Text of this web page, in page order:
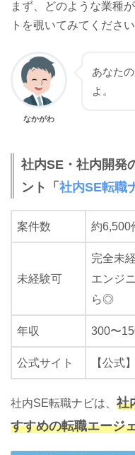
まず、どのような業種
トを覗いてみてください
なかがわ
あなた
よ。
社内SE・社内開発
ント「 社内SE転職
案件数 約6,500
未経験可
完全未
エンジ
ら◎
年収 300〜
公式サイト 【公式】
社内SE転職ナビは、 社
すすめの転職エージ